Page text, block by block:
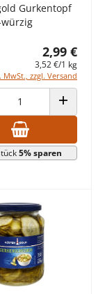
Gurkentopf
2,99 €
3,52 €/1 kg
MwSt., zzgl. Versand
VERRINGERN ANZAHL
5% sparen